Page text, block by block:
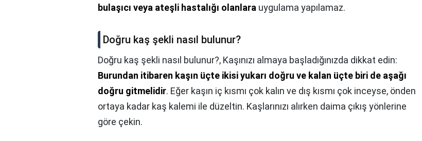
bulaşıcı veya ateşli hastalığı olanlara uygulama yapılamaz.
Doğru kaş şekli nasıl bulunur?
Doğru kaş şekli nasıl bulunur?, Kaşınızı almaya başladığınızda dikkat edin:
Burundan itibaren kaşın üçte ikisi yukarı doğru ve kalan üçte biri de aşağı
doğru gitmelidir. Eğer kaşın iç kısmı çok kalın ve dış kısmı çok inceyse, önden
ortaya kadar kaş kalemi ile düzeltin. Kaşlarınızı alırken daima çıkış yönlerine
göre çekin.